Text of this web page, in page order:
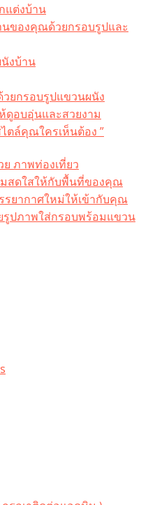
แต่งบ้าน
ของคุณด้วยกรอบรูปและ
งบ้าน
ยกรอบรูปแขวนผนัง
ดูอบอุ่นและสวยงาม
ตล์คุณใครเห็นต้อง ”
ย ภาพท่องเที่ยว
สดใสให้กับพื้นที่ของคุณ
รยากาศใหม่ให้เข้ากับคุณ
ปภาพใส่กรอบพร้อมแขวน​